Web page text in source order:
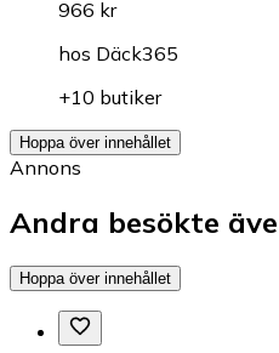
966 kr
hos Däck365
+10 butiker
Hoppa över innehållet
Annons
Andra besökte
Hoppa över innehållet